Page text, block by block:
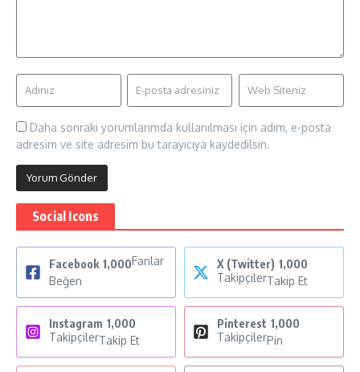
Daha sonraki yorumlarımda kullanılması için adım, e-posta
adresim ve site adresim bu tarayıcıya kaydedilsin.
Social Icons
Facebook 1,000Fanlar
Beğen
X (Twitter) 1,000
TakipçilerTakip Et
Instagram 1,000
TakipçilerTakip Et
Pinterest 1,000
TakipçilerPin